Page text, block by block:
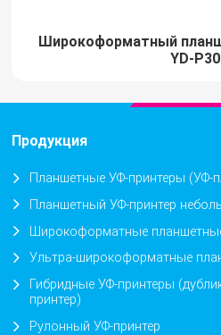
Широкоформатный
YD-
Продукция
Планшетные УФ-принтеры (УФ-
Планшетный УФ-принтер
Широкоформатные
Ультра-широкоформатные
Гибридные УФ-принтеры
принтер)
Рулонный УФ-принтер